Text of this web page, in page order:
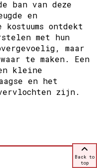
ban van deze
en
ontdekt
met hun
maar
te maken. Een
kleine
en het
zijn.
Back to
top